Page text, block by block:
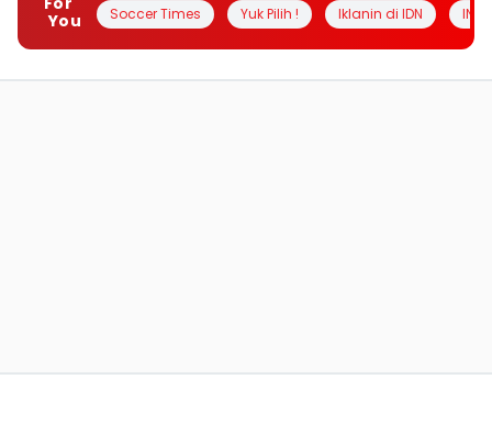
You
Soccer Times Yuk Pilih ! Iklanin di IDN